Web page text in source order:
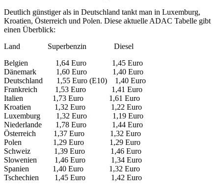
Deutlich günstiger als in Deutschland tankt man in Luxemburg,
Kroatien, Österreich und Polen. Diese aktuelle ADAC Tabelle gibt
einen Überblick:
Land Superbenzin Diesel
Belgien 1,64 Euro 1,45 Euro
Dänemark 1,60 Euro 1,40 Euro
Deutschland 1,55 Euro (E10) 1,40 Euro
Frankreich 1,53 Euro 1,41 Euro
Italien 1,73 Euro 1,61 Euro
Kroatien 1,32 Euro 1,22 Euro
Luxemburg 1,32 Euro 1,19 Euro
Niederlande 1,78 Euro 1,44 Euro
Österreich 1,37 Euro 1,32 Euro
Polen 1,29 Euro 1,29 Euro
Schweiz 1,39 Euro 1,46 Euro
Slowenien 1,46 Euro 1,34 Euro
Spanien 1,40 Euro 1,32 Euro
Tschechien 1,45 Euro 1,42 Euro